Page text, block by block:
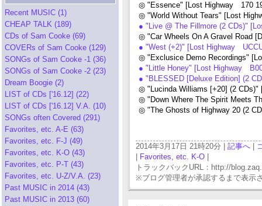
Recent MUSIC (1)
CHEAP TALK (189)
CDs of Sam Cooke (69)
COVERs of Sam Cooke (129)
SONGs of Sam Cooke -1 (36)
SONGs of Sam Cooke -2 (23)
Dream Boogie (2)
LIST of CDs ['16.12] (22)
LIST of CDs ['16.12] V.A. (10)
SONGs often Covered (291)
Favorites, etc. A-E (63)
Favorites, etc. F-J (49)
Favorites, etc. K-O (43)
Favorites, etc. P-T (43)
Favorites, etc. U-Z/V.A. (23)
Past MUSIC in 2014 (43)
Past MUSIC in 2013 (60)
◎ "Essence" [Lost Highway 170
◎ "World Without Tears" [Lost
● "Live @ The Fillmore (2 CDs)"
◎ "Car Wheels On A Gravel Road
● "West (+2)" [Lost Highway
◎ "Exclusice Demo Recordings"
● "Little Honey" [Lost Highway
● "BLESSED [Deluxe Edition] (2
◎ "Lucinda Williams [+20] (2
◎ "Down Where The Spirit Meets
◎ "The Ghosts of Highway 20 (2
2014年3月17日 21時20分 | 記事へ
Favorites, etc. K-O
トラックバックURL：http://
※ブログ管理者が承認するまで表示